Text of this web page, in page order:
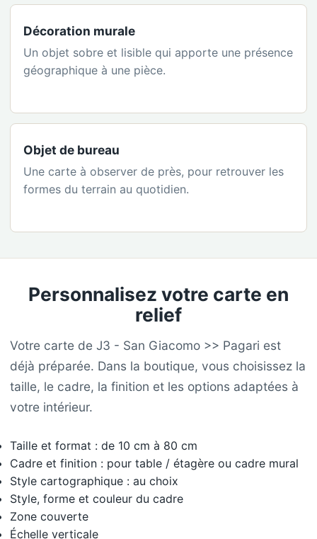
Décoration murale
Un objet sobre et lisible qui apporte une présence
géographique à une pièce.
Objet de bureau
Une carte à observer de près, pour retrouver les
formes du terrain au quotidien.
Personnalisez votre carte en
relief
Votre carte de J3 - San Giacomo >> Pagari est
déjà préparée. Dans la boutique, vous choisissez la
taille, le cadre, la finition et les options adaptées à
votre intérieur.
Taille et format : de 10 cm à 80 cm
Cadre et finition : pour table / étagère ou cadre mural
Style cartographique : au choix
Style, forme et couleur du cadre
Zone couverte
Échelle verticale